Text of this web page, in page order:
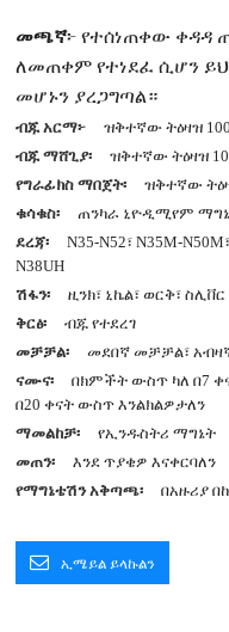
መጫኛ፦ የተሰነጠቀው ቀዳዳ
ለመጠቀም የተነደፈ ሲሆን
መሆኑን ያረጋግጣል።
ብጁ አርማ፦
ዝቅተኛው ትዕዛዝ
ብጁ ማሸጊያ፡
ዝቅተኛው ትዕዛዝ
የግራፊክስ ማበጀት፡
ዝቅተኛው
ቁሳቁስ፡
ጠንካራ ኒዮዲሚየም
ደረጃ፡
N35-N52፣ N35M-
N38UH
ሽፋን፡
ዚንክ፣ ኒኬል፣ ወርቅ፣
ቅርፅ፡
ብጁ የተደረገ
መቻቻል፡
መደበኛ መቻቻል፣
ናሙና፡
በክምችት ውስጥ ካለ በ7
በ20 ቀናት ውስጥ እንልክልዎታለን
ማመልከቻ፡
የኢንዱስትሪ ማግኔት
መጠን፡
እንደ ጥያቄዎ እናቀርባለን
የማግኔቴሽን አቅጣጫ፡
በአዙሪያ
ኢሜይል ይላኩልን